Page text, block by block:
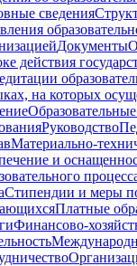
сведения
Документы
действия
на которых
Руководство
Материально-
и
Стипендии и меры
Платные
Финансово-